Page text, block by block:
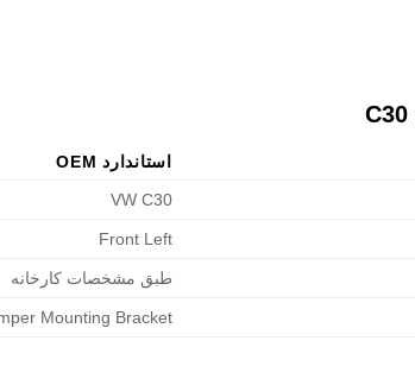
استاندارد OEM
VW C30
Front Left
طبق مشخصات کارخانه
Mounting Bracket